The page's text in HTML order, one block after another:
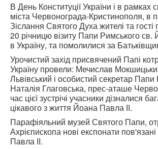
В День Конституції України і в рамках
міста Червонограда-Кристинополя, в
Зіслання Святого Духа жителі та
20 річницю візиту Папи Римського св.
в Україну, та помолилися за
Урочистий захід присвячений Папі
Україну провели: Мечислав
Львівський і особистий секретар
Наталія Глаговська, прес-аташе
час цієї зустрічі учасники дізналися
цікавого з життя Йоана Павла ІІ.
Парафіяльний музей Святого Папи,
Ахрієпископа нові експонати
Павла ІІ.